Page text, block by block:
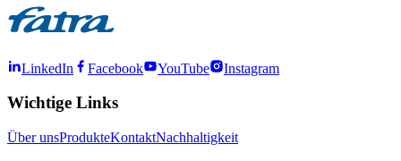
LinkedIn Facebook YouTube Instagram
Wichtige Links
Über unsProdukteKontaktNachhaltigkeit